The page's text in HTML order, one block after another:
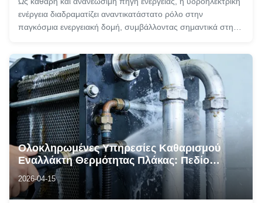
ενέργεια διαδραματίζει αναντικατάστατο ρόλο στην
παγκόσμια ενεργειακή δομή, συμβάλλοντας σημαντικά στη
βιώσιμη ανάπτυξη. Ο σταθμός ανταλλαγής θερμότητας είναι
μια βασική υποστηρικτική εγκα...
Ολοκληρωμένες Υπηρεσίες Καθαρισμού
Εναλλάκτη Θερμότητας Πλάκας: Πεδίο
Εφαρμογής, Οφέλη και Πλεονεκτήματα
2026-04-15